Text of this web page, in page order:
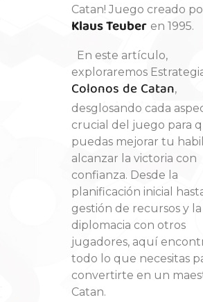
Catan! Juego creado
Klaus Teuber en 1995.
En este artículo,
exploraremos
Colonos de Catan,
desglosando cada
crucial del juego para
puedas mejorar tu
alcanzar la victoria con
confianza. Desde la
planificación inicial
gestión de recursos y la
diplomacia con otros
jugadores, aquí
todo lo que necesitas
convertirte en un
Catan.